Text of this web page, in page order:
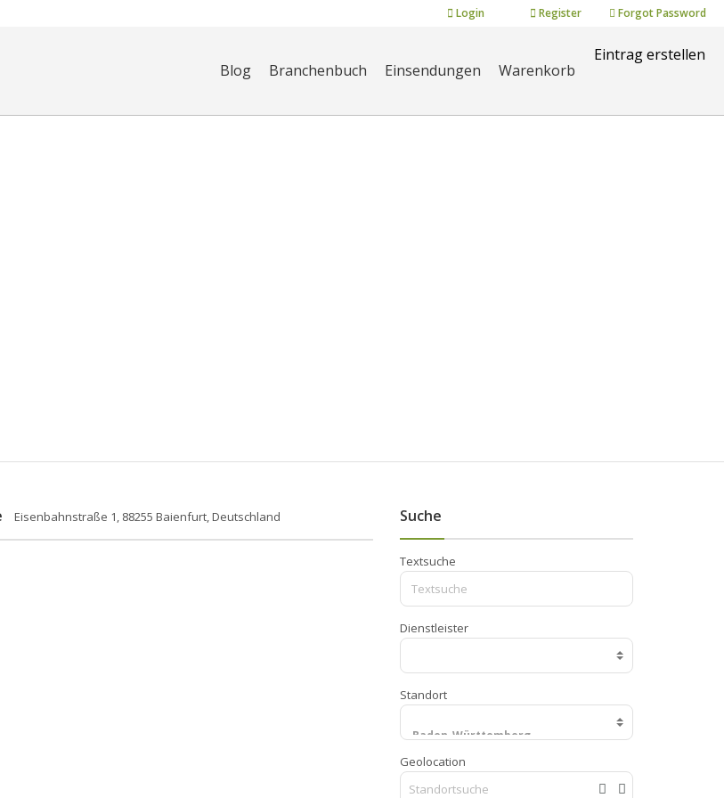
Login Register Forgot Password
Blog Branchenbuch Einsendungen Warenkorb
Eintrag erstellen
Eisenbahnstraße 1, 88255 Baienfurt, Deutschland Suche
Textsuche
Dienstleister
Standort
Geolocation